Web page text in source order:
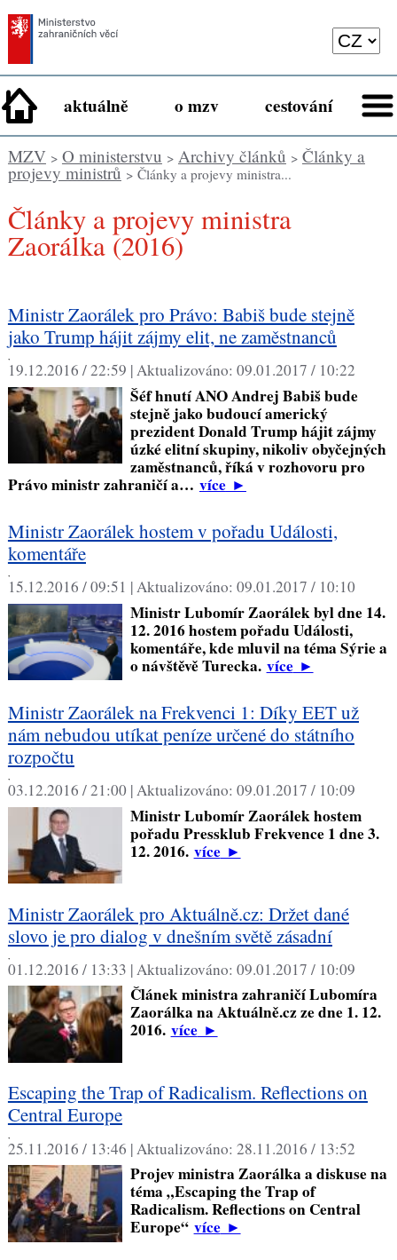
aktuálně o mzv cestování
MZV> O ministerstvu > Archivy článků > Články a
projevy ministrů > Články a projevy ministra...
Články a projevy ministra
Zaorálka (2016)
Ministr Zaorálek pro Právo: Babiš bude stejně
jako Trump hájit zájmy elit, ne zaměstnanců
,
19.12.2016 / 22:59 |Aktualizováno: 09.01.2017 / 10:22
Šéf hnutí ANO Andrej Babiš bude
stejně jako budoucí americký
prezident Donald Trump hájit zájmy
úzké elitní skupiny, nikoliv obyčejných
zaměstnanců, říká v rozhovoru pro
Právo ministr zahraničí a… více►
Ministr Zaorálek hostem v pořadu Události,
komentáře
,
15.12.2016 / 09:51 |Aktualizováno: 09.01.2017 / 10:10
Ministr Lubomír Zaorálek byl dne 14.
12. 2016 hostem pořadu Události,
komentáře, kde mluvil na téma Sýrie a
o návštěvě Turecka. více►
Ministr Zaorálek na Frekvenci 1: Díky EET už
nám nebudou utíkat peníze určené do státního
rozpočtu
,
03.12.2016 / 21:00 |Aktualizováno: 09.01.2017 / 10:09
Ministr Lubomír Zaorálek hostem
pořadu Pressklub Frekvence 1 dne 3.
12. 2016. více►
Ministr Zaorálek pro Aktuálně.cz: Držet dané
slovo je pro dialog v dnešním světě zásadní
,
01.12.2016 / 13:33 |Aktualizováno: 09.01.2017 / 10:09
Článek ministra zahraničí Lubomíra
Zaorálka na Aktuálně.cz ze dne 1. 12.
2016. více►
Escaping the Trap of Radicalism. Reflections on
Central Europe
,
25.11.2016 / 13:46 |Aktualizováno: 28.11.2016 / 13:52
Projev ministra Zaorálka a diskuse na
téma „Escaping the Trap of
Radicalism. Reflections on Central
Europe“ více►